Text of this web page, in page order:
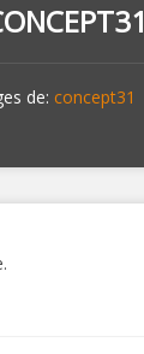
de: concept31